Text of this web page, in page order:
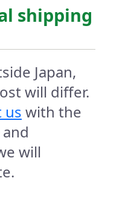
shipping
Japan,
will differ.
us with the
will